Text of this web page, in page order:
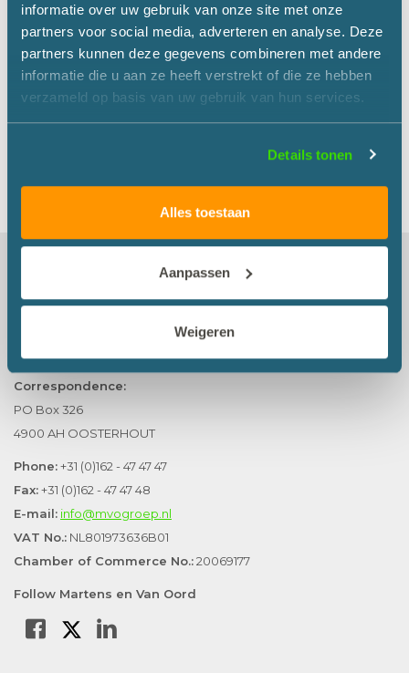
informatie over uw gebruik van onze site met onze
partners voor social media, adverteren en analyse. Deze
partners kunnen deze gegevens combineren met andere
informatie die u aan ze heeft verstrekt of die ze hebben
verzameld op basis van uw gebruik van hun services.
Details tonen
Alles toestaan
Aanpassen
Weigeren
Terms and Conditions
General Conditions of Sale
Martens en Van Oord Groep B.V.
4905 BS OOSTERHOUT
Correspondence:
PO Box 326
4900 AH OOSTERHOUT
Phone:+31 (0)162 - 47 47 47
Fax:+31 (0)162 - 47 47 48
E-mail: info@mvogroep.nl
VAT No.: NL801973636B01
Chamber of Commerce No.:20069177
Follow Martens en Van Oord